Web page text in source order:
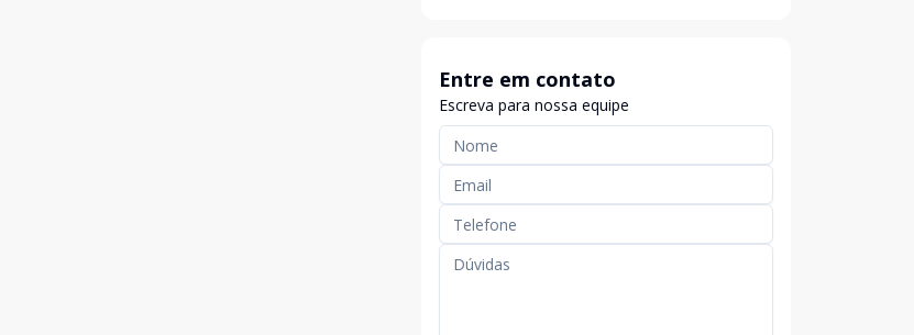
Entre em contato
Escreva para nossa equipe